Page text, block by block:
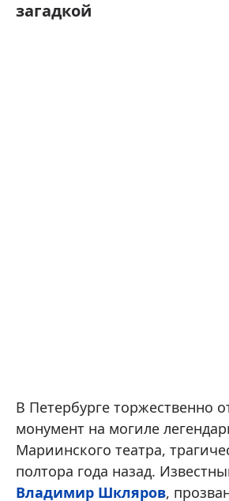
загадкой
В Петербурге торжественно
монумент на могиле
Мариинского театра,
полтора года назад.
Владимир Шкляров,